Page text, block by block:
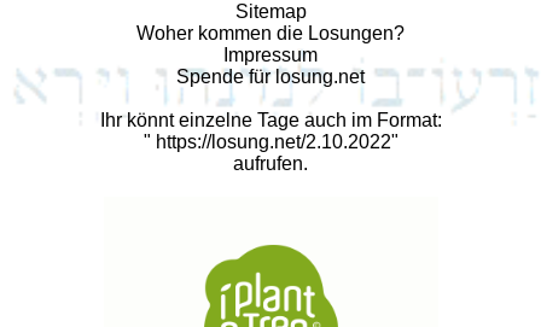
Sitemap
Woher kommen die Losungen?
Impressum
Spende für losung.net
Ihr könnt einzelne Tage auch im Format:
" https://losung.net/2.10.2022"
aufrufen.